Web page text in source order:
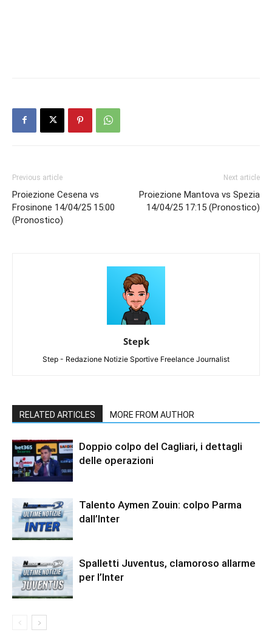
Previous article
Proiezione Cesena vs
Frosinone 14/04/25 15:00
(Pronostico)
Next article
Proiezione Mantova vs Spezia
14/04/25 17:15 (Pronostico)
Stepk
Step - Redazione Notizie Sportive Freelance Journalist
RELATED ARTICLES MORE FROM AUTHOR
Doppio colpo del Cagliari, i dettagli
delle operazioni
Talento Aymen Zouin: colpo Parma
dall’Inter
Spalletti Juventus, clamoroso allarme
per l’Inter